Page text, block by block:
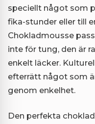
speciellt något som
fika-stunder eller till
Chokladmousse
inte för tung, den är
enkelt läcker.
efterrätt något som
genom enkelhet.
Den perfekta